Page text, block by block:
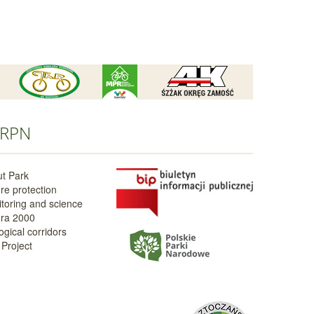
Park
protection
and science
2000
corridors